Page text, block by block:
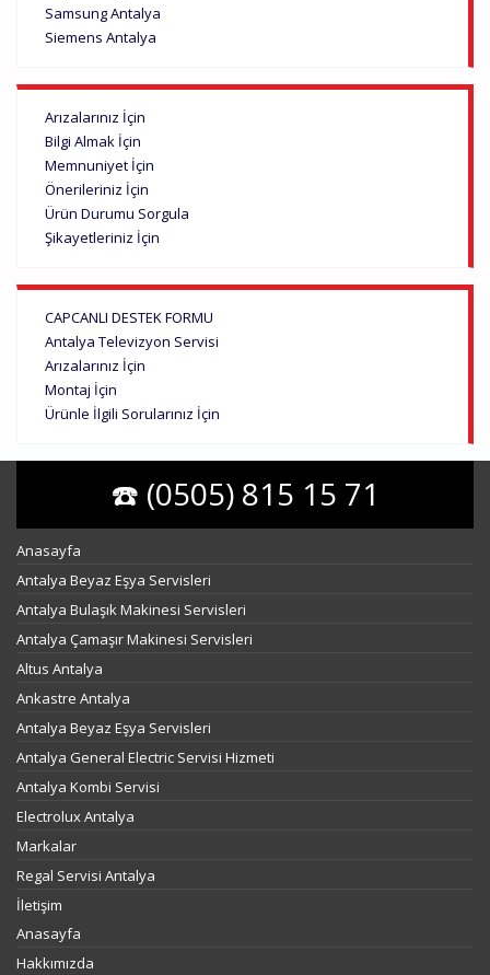
Samsung Antalya
Siemens Antalya
Arızalarınız İçin
Bilgi Almak İçin
Memnuniyet İçin
Önerileriniz İçin
Ürün Durumu Sorgula
Şikayetleriniz İçin
CAPCANLI DESTEK FORMU
Antalya Televizyon Servisi
Arızalarınız İçin
Montaj İçin
Ürünle İlgili Sorularınız İçin
☎️ (0505) 815 15 71
Anasayfa
Antalya Beyaz Eşya Servisleri
Antalya Bulaşık Makinesi Servisleri
Antalya Çamaşır Makinesi Servisleri
Altus Antalya
Ankastre Antalya
Antalya Beyaz Eşya Servisleri
Antalya General Electric Servisi Hizmeti
Antalya Kombi Servisi
Electrolux Antalya
Markalar
Regal Servisi Antalya
İletişim
Anasayfa
Hakkımızda